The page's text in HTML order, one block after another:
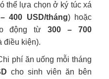
thể lựa chọn ở ký túc xá
400 USD/tháng) hoặc
động từ300 – 700
điều kiện).
phí ăn uống mỗi tháng
cho sinh viên ăn bên